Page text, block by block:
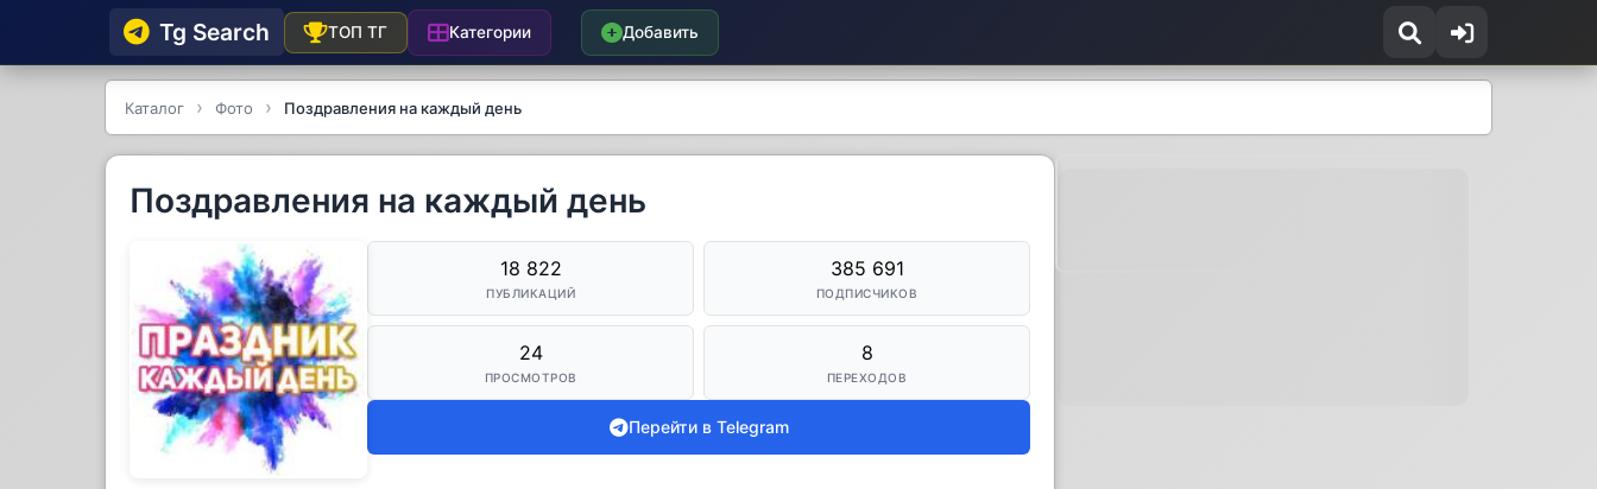
Tg Searсh ТОП ТГ Категории Добавить
Каталог Фото Поздравления на каждый день
Поздравления на каждый день
18 822
ПУБЛИКАЦИЙ
385 691
ПОДПИСЧИКОВ
24
ПРОСМОТРОВ
8
ПЕРЕХОДОВ
Перейти в Telegram